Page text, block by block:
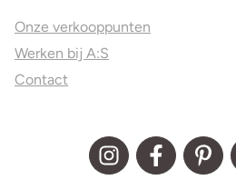
Onze verkooppunten
Werken bij A:S
Contact